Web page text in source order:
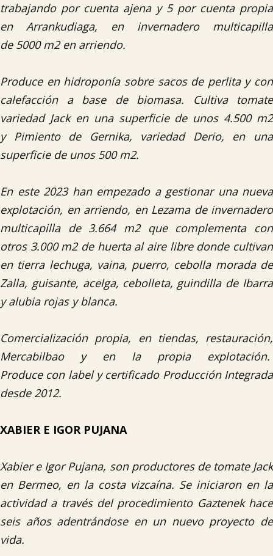
trabajando por cuenta ajena y 5 por cuenta propia
en Arrankudiaga, en invernadero multicapilla
de 5000 m2 en arriendo.
Produce en hidroponía sobre sacos de perlita y con
calefacción a base de biomasa. Cultiva tomate
variedad Jack en una superficie de unos 4.500 m2
y Pimiento de Gernika, variedad Derio, en una
superficie de unos 500 m2.
En este 2023 han empezado a gestionar una nueva
explotación, en arriendo, en Lezama de invernadero
multicapilla de 3.664 m2 que complementa con
otros 3.000 m2 de huerta al aire libre donde cultivan
en tierra lechuga, vaina, puerro, cebolla morada de
Zalla, guisante, acelga, cebolleta, guindilla de Ibarra
y alubia rojas y blanca.
Comercialización propia, en tiendas, restauración,
Mercabilbao y en la propia explotación.
Produce con label y certificado Producción Integrada
desde 2012.
XABIER E IGOR PUJANA
Xabier e Igor Pujana, son productores de tomate Jack
en Bermeo, en la costa vizcaína. Se iniciaron en la
actividad a través del procedimiento Gaztenek hace
seis años adentrándose en un nuevo proyecto de
vida.